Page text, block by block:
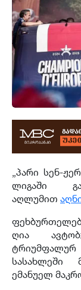
„პარი სენ-
ლიგაში
აღლუმით
ღია
სასახლეში
ემანუელ